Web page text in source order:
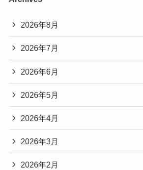
2026年8月
2026年7月
2026年6月
2026年5月
2026年4月
2026年3月
2026年2月